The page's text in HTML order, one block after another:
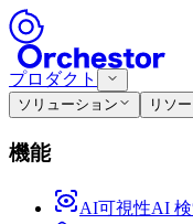
プロダクト
ソリューション リソ
機能
AI可視性AI